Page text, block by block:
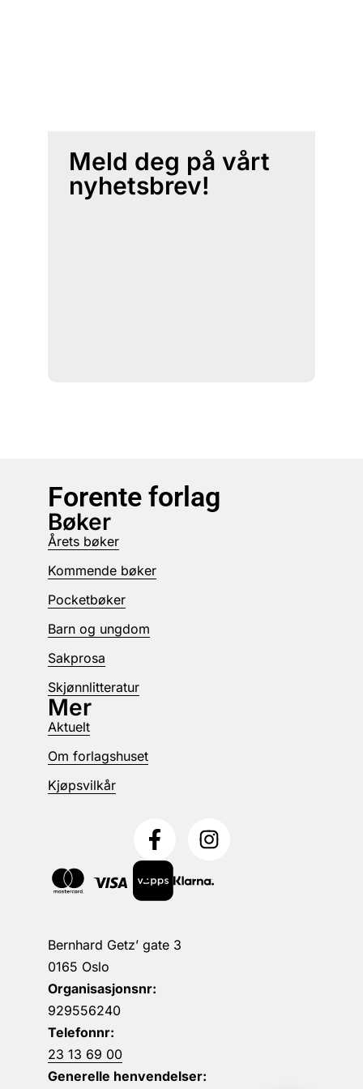
Meld deg på vårt
nyhetsbrev!
Forente forlag
Bernhard Getz’ gate 3
0165 Oslo
Organisasjonsnr:
929556240
Telefonnr:
23 13 69 00
Generelle henvendelser:
Bøker
Årets bøker
Kommende bøker
Pocketbøker
Barn og ungdom
Sakprosa
Skjønnlitteratur
Mer
Aktuelt
Om forlagshuset
Kjøpsvilkår